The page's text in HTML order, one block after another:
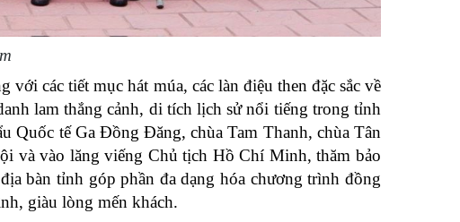
các tiết mục hát múa, các làn điệu then đặc sắc về
lam thắng cảnh, di tích lịch sử nổi tiếng trong tỉnh
Quốc tế Ga Đồng Đăng, chùa Tam Thanh, chùa Tân
và vào lăng viếng Chủ tịch Hồ Chí Minh, thăm bảo
bàn tỉnh góp phần đa dạng hóa chương trình đồng
giàu lòng mến khách.